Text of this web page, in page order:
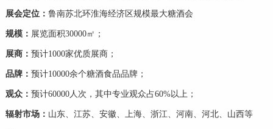
展会定位： 鲁南苏北环淮海经济区规模最大糖酒会
规模： 展览面积30000㎡；
展商： 预计1000家优质展商；
品牌： 预计10000余个糖酒食品品牌；
观众： 预计60000人次，其中专业观众占60%以上；
辐射市场： 山东、江苏、安徽、上海、浙江、河南、河北、山西等